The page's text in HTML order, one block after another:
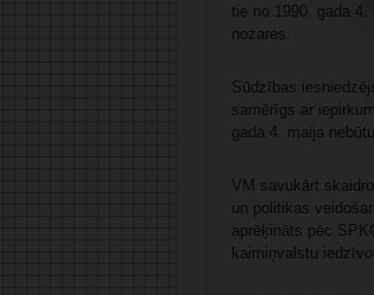
tie no 1990. gada
nozares.
Sūdzības
samērīgs ar
gada 4. maija
VM savukārt
un politikas
aprēķināts pēc
kaimiņvalstu